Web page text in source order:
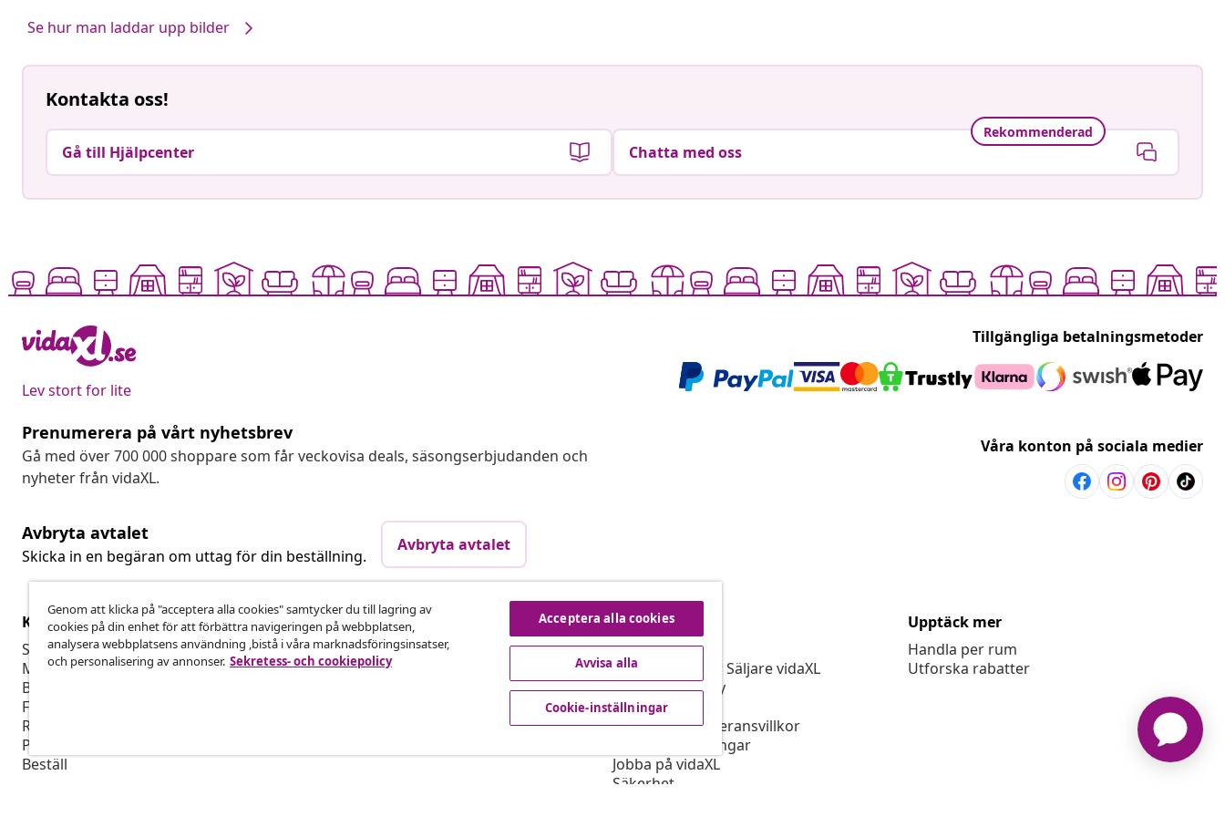
Se hur man laddar upp bilder
Kontakta oss!
Gå till Hjälpcenter
Rekommenderad
Chatta med oss
Lev stort for lite
Tillgängliga betalningsmetoder
Prenumerera på vårt nyhetsbrev
Gå med över 700 000 shoppare som får veckovisa deals, säsongserbjudanden och
nyheter från vidaXL.
Våra konton på sociala medier
Avbryta avtalet
Skicka in en begäran om uttag för din beställning.
Avbryta avtalet
Kundservice
Spåra din beställning
Mitt konto
Betalning
Frakt & Leverans
Retur
Produktinformation
Beställ
Företag
Affiliate-program
Producera för vidaXL
Marknadsföringssamarbete
vidaXL
Om vidaXL
Allmänna villkor Säljare vidaXL
Integritetspolicy
Cookiepolicy
Prioriterade leveransvillkor
Cookie-inställningar
Jobba på vidaXL
Säkerhet
Upptäck mer
Handla per rum
Utforska rabatter
Genom att klicka på "acceptera alla cookies" samtycker du till lagring av
cookies på din enhet för att förbättra navigeringen på webbplatsen,
analysera webbplatsens användning ,bistå i våra marknadsföringsinsatser,
och personalisering av annonser. Sekretess- och cookiepolicy
Acceptera alla cookies
Avvisa alla
Cookie-inställningar